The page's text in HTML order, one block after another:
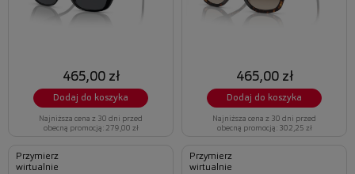
465,00 zł
Dodaj do koszyka
Najniższa cena z 30 dni przed
obecną promocją: 279,00 zł
465,00 zł
Dodaj do koszyka
Najniższa cena z 30 dni przed
obecną promocją: 302,25 zł
Przymierz
wirtualnie
Przymierz
wirtualnie